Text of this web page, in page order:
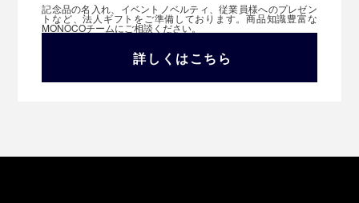
記念品の名入れ、イベントノベルティ、従業員様へのプレゼン
トなど、法人ギフトをご準備しております。商品知識豊富な
MONOCOチームにご相談ください。
詳しくはこちら